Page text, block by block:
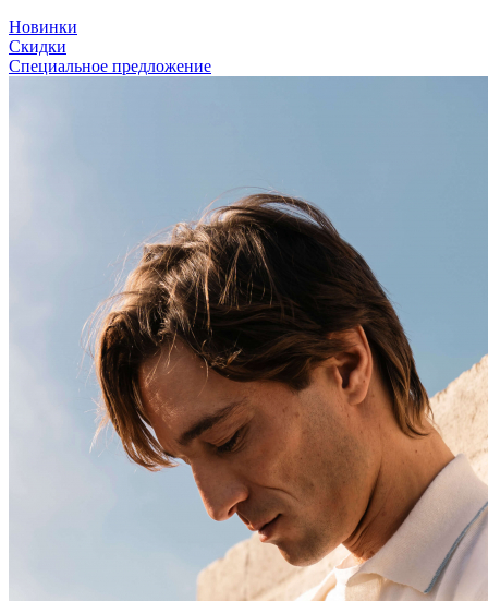
Новинки
Скидки
Специальное предложение